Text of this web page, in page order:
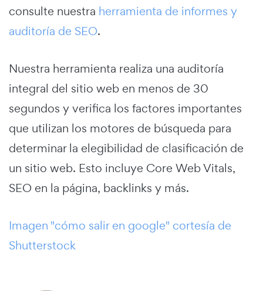
consulte nuestra herramienta de informes y
auditoría de SEO.
Nuestra herramienta realiza una auditoría
integral del sitio web en menos de 30
segundos y verifica los factores importantes
que utilizan los motores de búsqueda para
determinar la elegibilidad de clasificación de
un sitio web. Esto incluye Core Web Vitals,
SEO en la página, backlinks y más.
Imagen "cómo salir en google" cortesía de
Shutterstock